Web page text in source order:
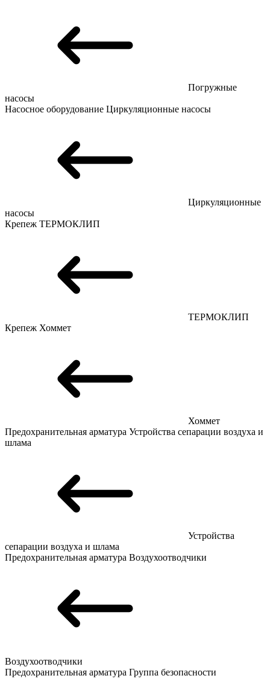
Погружные
насосы
Насосное оборудование Циркуляционные насосы
Циркуляционные
насосы
Крепеж ТЕРМОКЛИП
ТЕРМОКЛИП
Крепеж Хоммет
Хоммет
Предохранительная арматура Устройства сепарации воздуха и
шлама
Устройства
сепарации воздуха и шлама
Предохранительная арматура Воздухоотводчики
Воздухоотводчики
Предохранительная арматура Группа безопасности